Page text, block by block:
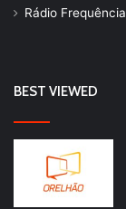
Rádio Frequência
BEST VIEWED